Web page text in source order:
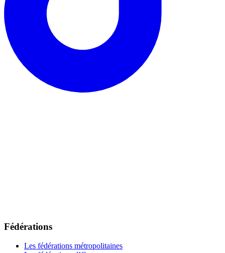
Fédérations
Les fédérations métropolitaines